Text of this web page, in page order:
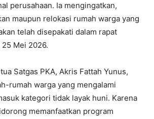
perusahaan. Ia mengingatkan,
maupun relokasi rumah warga yang
telah disepakati dalam rapat
Mei 2026.
Satgas PKA, Akris Fattah Yunus,
rumah warga yang mengalami
kategori tidak layak huni. Karena
memanfaatkan program